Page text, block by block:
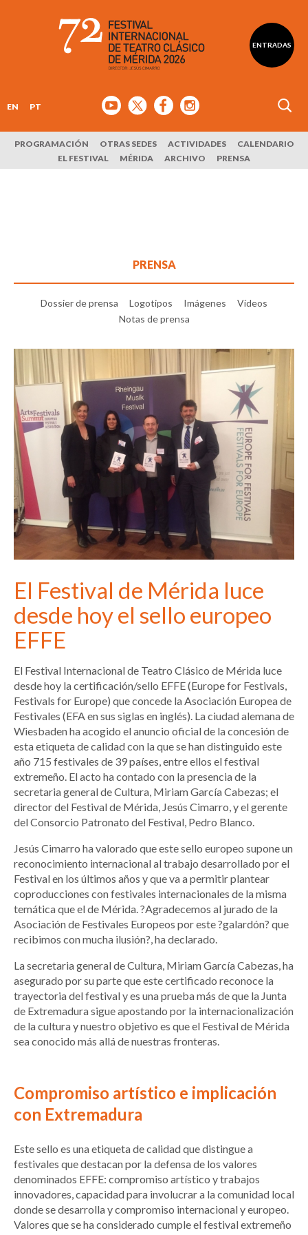
ENTRADAS
EN PT
PROGRAMACIÓN OTRAS SEDES ACTIVIDADES
CALENDARIO
EL FESTIVAL
MÉRIDA ARCHIVO PRENSA
PRENSA
Dossier de prensa Logotipos Imágenes
Vídeos
Notas de prensa
El Festival de Mérida luce
desde hoy el sello europeo
EFFE
El Festival Internacional de Teatro Clásico de Mérida luce
desde hoy la certificación/sello EFFE (Europe for Festivals,
Festivals for Europe) que concede la Asociación Europea de
Festivales (EFA en sus siglas en inglés). La ciudad alemana de
Wiesbaden ha acogido el anuncio oficial de la concesión de
esta etiqueta de calidad con la que se han distinguido este
año 715 festivales de 39 países, entre ellos el festival
extremeño. El acto ha contado con la presencia de la
secretaria general de Cultura, Miriam García Cabezas; el
director del Festival de Mérida, Jesús Cimarro, y el gerente
del Consorcio Patronato del Festival, Pedro Blanco.
Jesús Cimarro ha valorado que este sello europeo supone un
reconocimiento internacional al trabajo desarrollado por el
Festival en los últimos años y que va a permitir plantear
coproducciones con festivales internacionales de la misma
temática que el de Mérida. ?Agradecemos al jurado de la
Asociación de Festivales Europeos por este ?galardón? que
recibimos con mucha ilusión?, ha declarado.
La secretaria general de Cultura, Miriam García Cabezas, ha
asegurado por su parte que este certificado reconoce la
trayectoria del festival y es una prueba más de que la Junta
de Extremadura sigue apostando por la internacionalización
de la cultura y nuestro objetivo es que el Festival de Mérida
sea conocido más allá de nuestras fronteras.
Compromiso artístico e implicación
con Extremadura
Este sello es una etiqueta de calidad que distingue a
festivales que destacan por la defensa de los valores
denominados EFFE: compromiso artístico y trabajos
innovadores, capacidad para involucrar a la comunidad local
donde se desarrolla y compromiso internacional y europeo.
Valores que se ha considerado cumple el festival extremeño